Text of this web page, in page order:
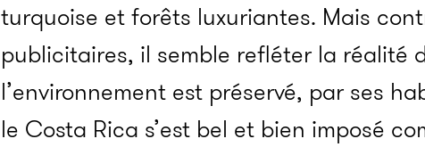
turquoise et forêts luxuriantes. Mais
publicitaires, il semble refléter la réalité
l’environnement est préservé, par ses
le Costa Rica s’est bel et bien imposé